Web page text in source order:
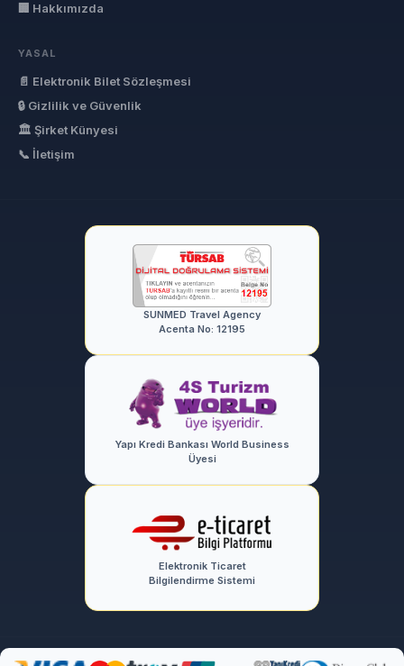
🏢 Hakkımızda
YASAL
📄 Elektronik Bilet Sözleşmesi
🔒 Gizlilik ve Güvenlik
🏛 Şirket Künyesi
📞 İletişim
SUNMED Travel Agency
Acenta No: 12195
Yapı Kredi Bankası World Business
Üyesi
Elektronik Ticaret
Bilgilendirme Sistemi